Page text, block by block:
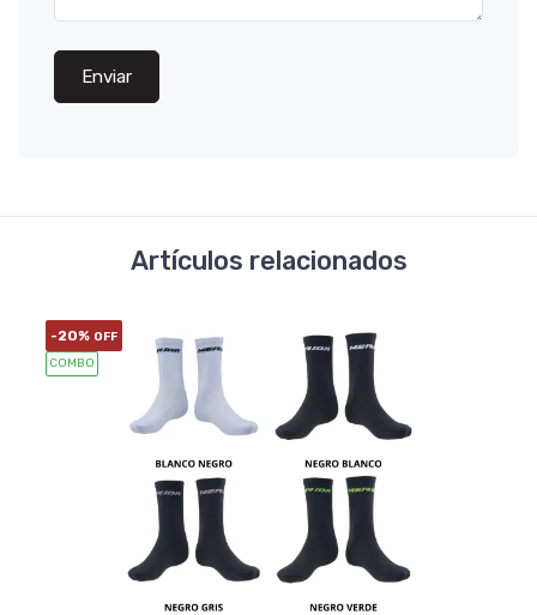
Enviar
Artículos relacionados
-20% OFF
COMBO